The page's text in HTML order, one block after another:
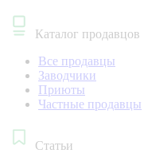
Каталог продавцов
Все продавцы
Заводчики
Приюты
Частные продавцы
Статьи